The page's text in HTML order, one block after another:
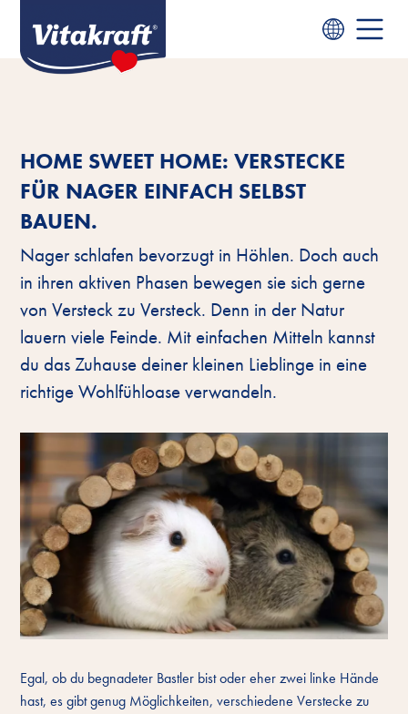
HOME SWEET HOME: VERSTECKE
FÜR NAGER EINFACH SELBST
BAUEN.
Nager schlafen bevorzugt in Höhlen. Doch auch
in ihren aktiven Phasen bewegen sie sich gerne
von Versteck zu Versteck. Denn in der Natur
lauern viele Feinde. Mit einfachen Mitteln kannst
du das Zuhause deiner kleinen Lieblinge in eine
richtige Wohlfühloase verwandeln.
Egal, ob du begnadeter Bastler bist oder eher zwei linke Hände
hast, es gibt genug Möglichkeiten, verschiedene Verstecke zu